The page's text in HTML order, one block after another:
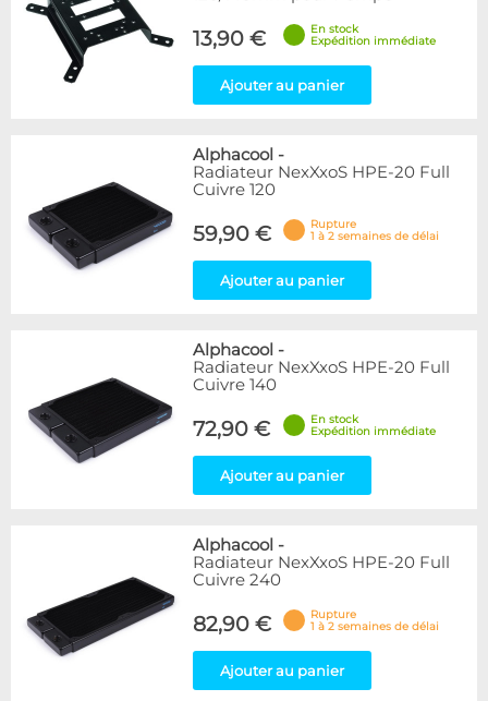
13,90 €
En stock
Expédition immédiate
Ajouter au panier
Alphacool -
Radiateur NexXxoS HPE-20 Full
Cuivre 120
59,90 €
Rupture
1 à 2 semaines de délai
Ajouter au panier
Alphacool -
Radiateur NexXxoS HPE-20 Full
Cuivre 140
72,90 €
En stock
Expédition immédiate
Ajouter au panier
Alphacool -
Radiateur NexXxoS HPE-20 Full
Cuivre 240
82,90 €
Rupture
1 à 2 semaines de délai
Ajouter au panier